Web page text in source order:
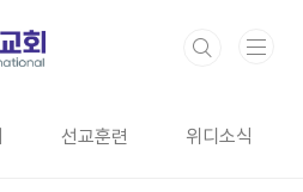
선교훈련 위디소식